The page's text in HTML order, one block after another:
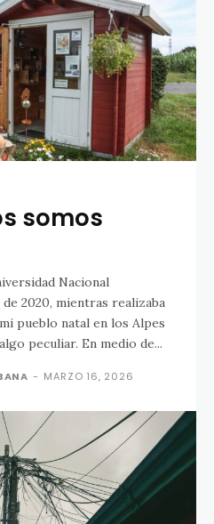
somos
Nacional
pueblo natal en los Alpes
peculiar. En medio de...
- MARZO 16, 2026